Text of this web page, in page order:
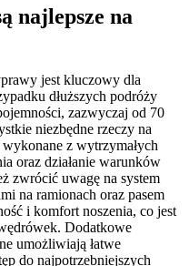
najlepsze na
jest kluczowy dla
dłuższych podróży
zazwyczaj od 70
niezbędne rzeczy na
z wytrzymałych
oraz działanie warunków
zwrócić uwagę na system
na ramionach oraz pasem
i komfort noszenia, co jest
Dodatkowe
umożliwiają łatwe
do najpotrzebniejszych